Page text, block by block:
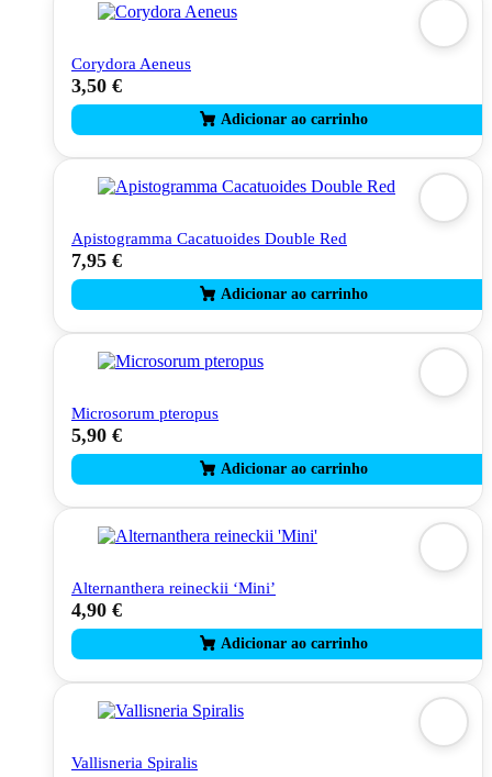
chosen
the
Corydora Aeneus
3,50 €
Apistogramma Cacatuoides Double Red
7,95 €
Microsorum pteropus
5,90 €
Alternanthera reineckii ‘Mini’
4,90 €
Vallisneria Spiralis